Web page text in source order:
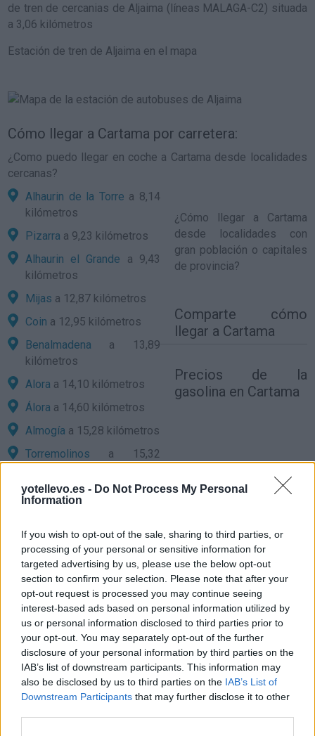
yotellevo.es - Do Not Process My Personal
Information
If you wish to opt-out of the sale, sharing to third parties, or
processing of your personal or sensitive information for
targeted advertising by us, please use the below opt-out
section to confirm your selection. Please note that after your
opt-out request is processed you may continue seeing
interest-based ads based on personal information utilized by
us or personal information disclosed to third parties prior to
your opt-out. You may separately opt-out of the further
disclosure of your personal information by third parties on the
IAB’s list of downstream participants. This information may
also be disclosed by us to third parties on the IAB’s List of
Downstream Participants that may further disclose it to other
de tren de cercanias de Aljaima (líneas MALAGA-C2) situada
a 3,06 kilómetros
Estación de tren de Aljaima en el mapa
Cómo llegar a Cartama por carretera:
¿Como puedo llegar en coche a Cartama desde localidades
cercanas?
Alhaurin de la Torre a 8,14
kilómetros
Pizarra a 9,23 kilómetros
Alhaurin el Grande a 9,43
kilómetros
Mijas a 12,87 kilómetros
Coin a 12,95 kilómetros
Benalmadena a 13,89
kilómetros
Alora a 14,10 kilómetros
Álora a 14,60 kilómetros
Almogía a 15,28 kilómetros
Torremolinos a 15,32
¿ Cómo llegar a Cartama
desde localidades con
gran población o capitales
de provincia?
Málagaa 18,80 kilómetros
kilómetros
Ceutaa 110,18 kilómetros
Córdobaa 132,66
kilómetros
Jaéna 138,89 kilómetros
Sevillaa 142,38 kilómetros
Cádiza 149,03 kilómetros
Almeríaa 193,15
kilómetros
Comparte cómo
llegar a Cartama
Precios de la
gasolina en Cartama